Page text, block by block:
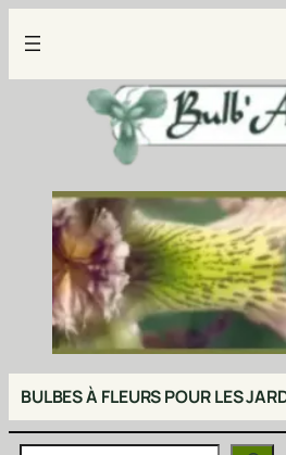
au
contenu
BULBES À FLEURS POUR LES